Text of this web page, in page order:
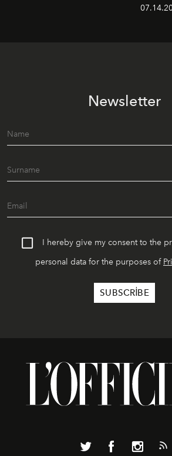
Newsletter
I hereby give my consent to the
personal data for the purposes of